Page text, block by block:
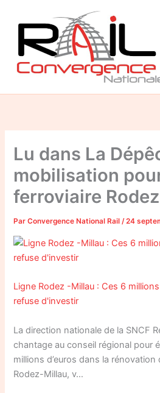
contenu
Lu dans La
mobilisation
ferroviaire
ParConvergence National Rail/24
Ligne Rodez -Millau : Ces 6
refuse d'investir
La direction nationale de la SNCF
chantage au conseil régional pour
millions d’euros dans la rénovation
Rodez-Millau, v…